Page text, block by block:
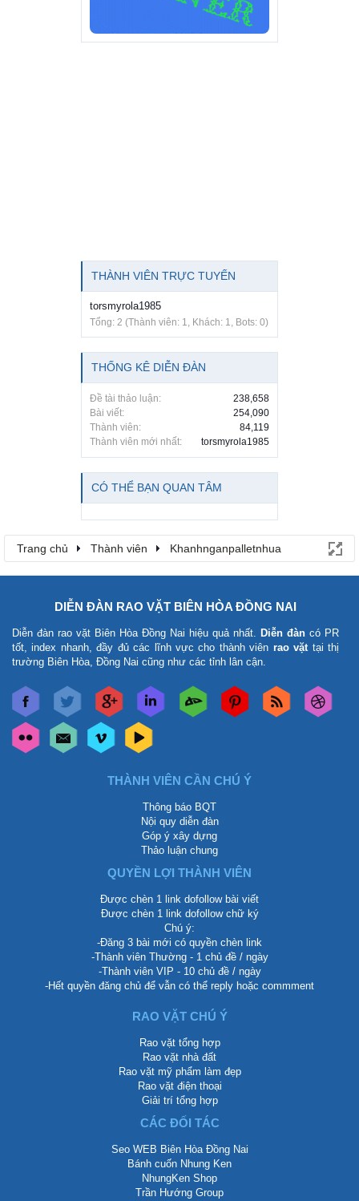
THÀNH VIÊN TRỰC TUYẾN
torsmyrola1985
Tổng: 2 (Thành viên: 1, Khách: 1, Bots: 0)
THỐNG KÊ DIỄN ĐÀN
Đề tài thảo luận:
238,658
Bài viết:
254,090
Thành viên:
84,119
Thành viên mới nhất:
torsmyrola1985
CÓ THỂ BẠN QUAN TÂM
Trang chủ Thành viên Khanhnganpalletnhua
DIỄN ĐÀN RAO VẶT BIÊN HÒA ĐỒNG NAI
Diễn đàn rao vặt Biên Hòa Đồng Nai hiệu quả nhất. Diễn đàn có PR
tốt, index nhanh, đầy đủ các lĩnh vực cho thành viên rao vặttại thị
trường Biên Hòa, Đồng Nai cũng như các tỉnh lân cận.
THÀNH VIÊN CẦN CHÚ Ý
Thông báo BQT
Nội quy diễn đàn
Góp ý xây dựng
Thảo luận chung
QUYỀN LỢI THÀNH VIÊN
Được chèn 1 link dofollow bài viết
Được chèn 1 link dofollow chữ ký
Chú ý:
-Đăng 3 bài mới có quyền chèn link
-Thành viên Thường - 1 chủ đề / ngày
-Thành viên VIP - 10 chủ đề / ngày
-Hết quyền đăng chủ để vẫn có thể reply hoặc commment
RAO VẶT CHÚ Ý
Rao vặt tổng hợp
Rao vặt nhà đất
Rao vặt mỹ phẩm làm đẹp
Rao vặt điện thoại
Giải trí tổng hợp
CÁC ĐỐI TÁC
Seo WEB Biên Hòa Đồng Nai
Bánh cuốn Nhung Ken
NhungKen Shop
Trần Hướng Group